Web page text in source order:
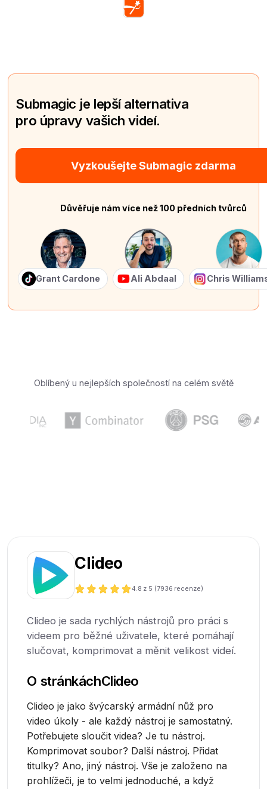
Submagic je lepší alternativa
pro úpravy vašich videí.
Vyzkoušejte Submagic zdarma
Důvěřuje nám více než 100 předních tvůrců
Grant Cardone Ali Abdaal Chris
Oblíbený u nejlepších společností na celém světě
Clideo
4.8 z 5 (7936 recenze)
Clideo je sada rychlých nástrojů pro práci s
videem pro běžné uživatele, které pomáhají
slučovat, komprimovat a měnit velikost videí.
O stránkáchClideo
Clideo je jako švýcarský armádní nůž pro
video úkoly - ale každý nástroj je samostatný.
Potřebujete sloučit videa? Je tu nástroj.
Komprimovat soubor? Další nástroj. Přidat
titulky? Ano, jiný nástroj. Vše je založeno na
prohlížeči, je to velmi jednoduché, a když